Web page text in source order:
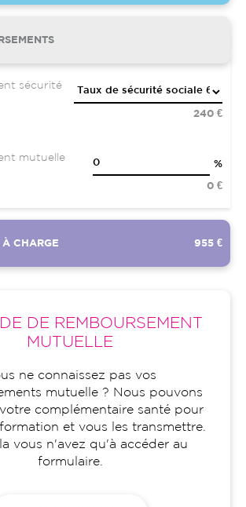
sécurité
240 €
mutuelle
%
0 €
À CHARGE 955 €
DE REMBOURSEMENT
MUTUELLE
ne connaissez pas vos
mutuelle ? Nous pouvons
complémentaire santé pour
et vous les transmettre.
vous n'avez qu'à accéder au
formulaire.